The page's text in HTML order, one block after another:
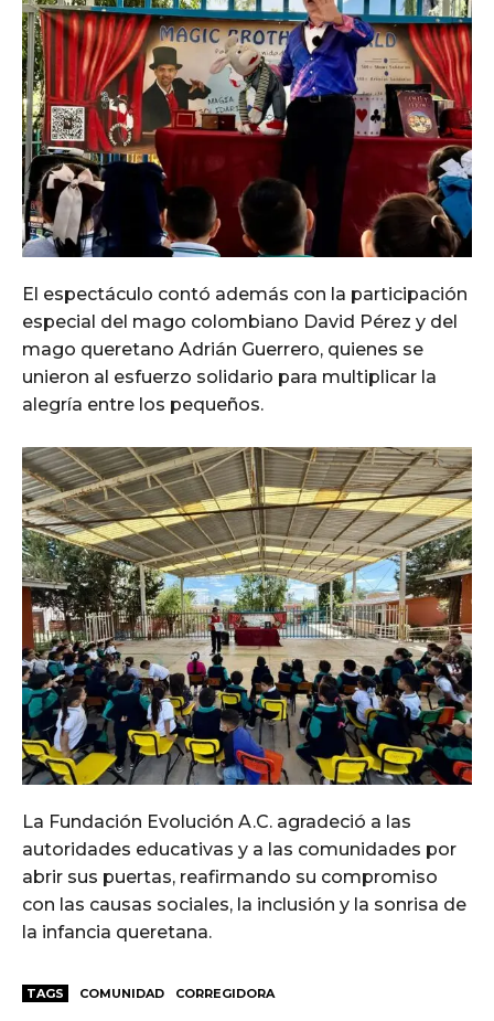
El espectáculo contó además con la participación
especial del mago colombiano David Pérez y del
mago queretano Adrián Guerrero, quienes se
unieron al esfuerzo solidario para multiplicar la
alegría entre los pequeños.
La Fundación Evolución A.C. agradeció a las
autoridades educativas y a las comunidades por
abrir sus puertas, reafirmando su compromiso
con las causas sociales, la inclusión y la sonrisa de
la infancia queretana.
TAGS COMUNIDAD CORREGIDORA